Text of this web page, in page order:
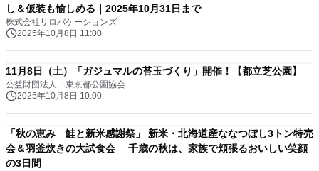
し＆仮装も愉しめる｜2025年10月31日まで
株式会社リロバケーションズ
2025年10月8日 11:00
11月8日（土）「ガジュマルの苔玉づくり」開催！【都立芝公園】
公益財団法人 東京都公園協会
2025年10月8日 10:00
「秋の恵み 鮭と新米感謝祭」 新米・北海道産ななつぼし3トン特売
会＆羽釜炊きの大試食会 千歳の秋は、家族で頬張るおいしい笑顔
の3日間